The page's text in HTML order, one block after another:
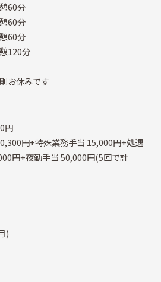
60分
60分
60分
120分
お休みです
円
円+特殊業務手当 15,000円+処遇
円+夜勤手当 50,000円(5回で計
)